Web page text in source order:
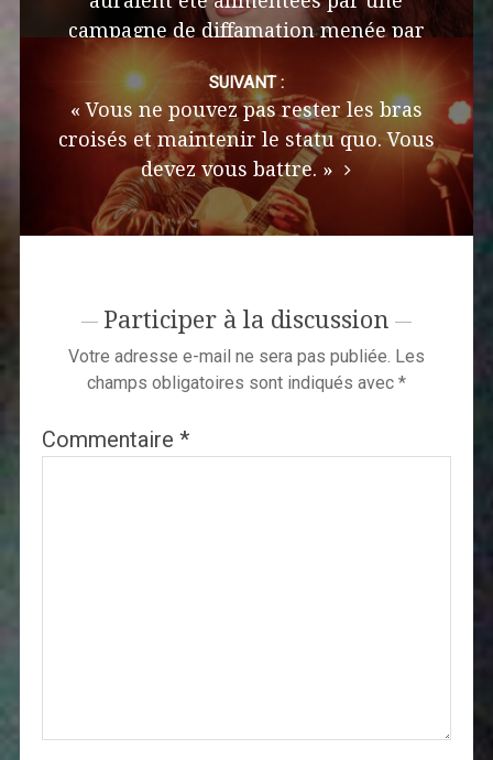
campagne de diffamation menée par
des robots.
SUIVANT :
« Vous ne pouvez pas rester les bras
croisés et maintenir le statu quo. Vous
devez vous battre. »
Participer à la discussion
Votre adresse e-mail ne sera pas publiée. Les
champs obligatoires sont indiqués avec *
Commentaire *